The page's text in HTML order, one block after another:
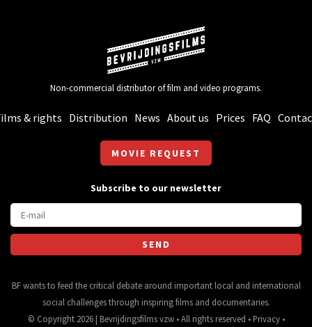
Non-commercial distributor of film and video programs.
& rights Distribution News About us Prices FAQ
MOVIE REQUEST
Subscribe to our newsletter
BF wants to feed the critical debate around important local and international
social challenges through inspiring films and documentaries.
© Copyright 2026 | Bevrijdingsfilms vzw • All rights reserved • Privacy•